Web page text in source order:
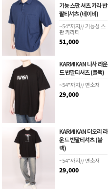
기능 스판 셔츠 카라 반
팔티셔츠 (네이비)
~54"까지// 기능성 스
판 카라티
51,000
KARMIKAN 나사 라운
드 반팔티셔츠 (블랙)
~54"까지// 면소재
29,000
KARMIKAN 더오리 라
운드 반팔티셔츠 (블
랙)
~54"까지// 면소재
29,000